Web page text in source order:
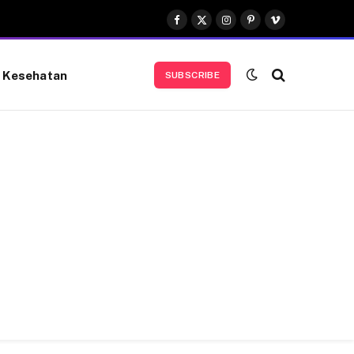
Facebook
X
(Twitter)
Instagram
Pinterest
Vimeo
Kesehatan SUBSCRIBE